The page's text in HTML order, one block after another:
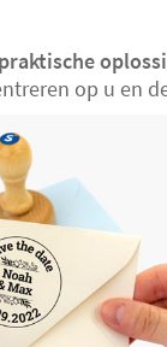
praktische
op u en